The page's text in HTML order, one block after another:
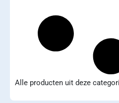
Alle producten uit deze